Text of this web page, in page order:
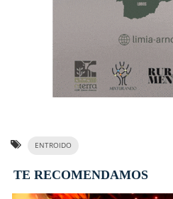
ENTROIDO
TE RECOMENDAMOS